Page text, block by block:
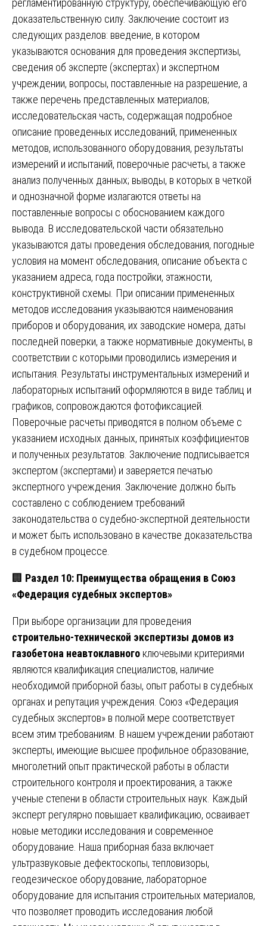
регламентированную структуру, обеспечивающую его
доказательственную силу. Заключение состоит из
следующих разделов: введение, в котором
указываются основания для проведения экспертизы,
сведения об эксперте (экспертах) и экспертном
учреждении, вопросы, поставленные на разрешение, а
также перечень представленных материалов;
исследовательская часть, содержащая подробное
описание проведенных исследований, примененных
методов, использованного оборудования, результаты
измерений и испытаний, поверочные расчеты, а также
анализ полученных данных; выводы, в которых в четкой
и однозначной форме излагаются ответы на
поставленные вопросы с обоснованием каждого
вывода. В исследовательской части обязательно
указываются даты проведения обследования, погодные
условия на момент обследования, описание объекта с
указанием адреса, года постройки, этажности,
конструктивной схемы. При описании примененных
методов исследования указываются наименования
приборов и оборудования, их заводские номера, даты
последней поверки, а также нормативные документы, в
соответствии с которыми проводились измерения и
испытания. Результаты инструментальных измерений и
лабораторных испытаний оформляются в виде таблиц и
графиков, сопровождаются фотофиксацией.
Поверочные расчеты приводятся в полном объеме с
указанием исходных данных, принятых коэффициентов
и полученных результатов. Заключение подписывается
экспертом (экспертами) и заверяется печатью
экспертного учреждения. Заключение должно быть
составлено с соблюдением требований
законодательства о судебно-экспертной деятельности
и может быть использовано в качестве доказательства
в судебном процессе.
🏢 Раздел 10: Преимущества обращения в Союз
«Федерация судебных экспертов»
При выборе организации для проведения
строительно-технической экспертизы домов из
газобетона неавтоклавного ключевыми критериями
являются квалификация специалистов, наличие
необходимой приборной базы, опыт работы в судебных
органах и репутация учреждения. Союз «Федерация
судебных экспертов» в полной мере соответствует
всем этим требованиям. В нашем учреждении работают
эксперты, имеющие высшее профильное образование,
многолетний опыт практической работы в области
строительного контроля и проектирования, а также
ученые степени в области строительных наук. Каждый
эксперт регулярно повышает квалификацию, осваивает
новые методики исследования и современное
оборудование. Наша приборная база включает
ультразвуковые дефектоскопы, тепловизоры,
геодезическое оборудование, лабораторное
оборудование для испытания строительных материалов,
что позволяет проводить исследования любой